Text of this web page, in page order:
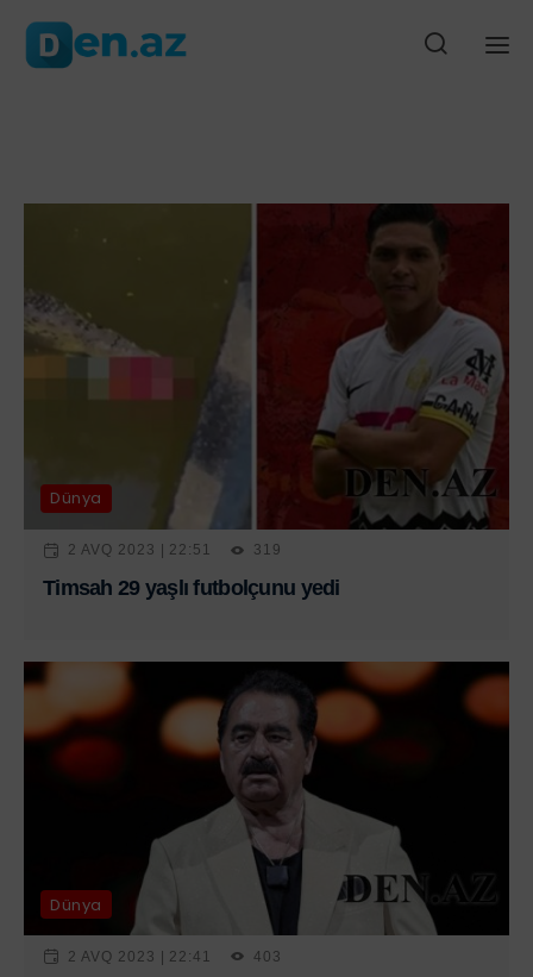
Dünya
2 AVQ 2023 | 22:51 319
Timsah 29 yaşlı futbolçunu yedi
Dünya
2 AVQ 2023 | 22:41 403